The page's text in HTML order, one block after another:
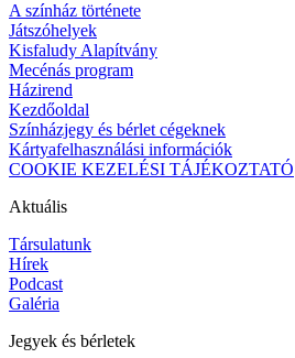
A színház története
Játszóhelyek
Kisfaludy Alapítvány
Mecénás program
Házirend
Kezdőoldal
Színházjegy és bérlet cégeknek
Kártyafelhasználási információk
COOKIE KEZELÉSI TÁJÉKOZTATÓ
Aktuális
Társulatunk
Hírek
Podcast
Galéria
Jegyek és bérletek